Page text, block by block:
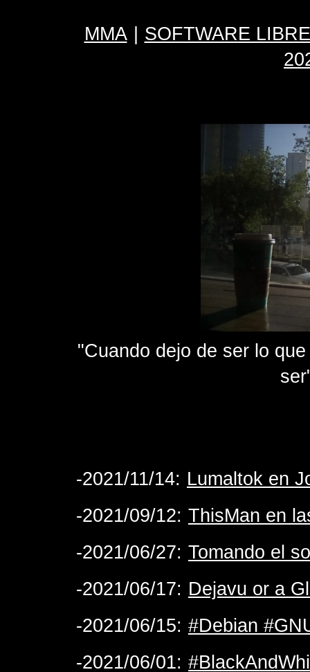
MMA
SOFTWARE LIBRE
"Cuando dejo de ser lo
-2021/11/14: Lumaltok en
-2021/09/12: ThisMan en
-2021/06/27: Tomando el
-2021/06/17: Dejavu or a
-2021/06/15: #Debian
-2021/06/01: